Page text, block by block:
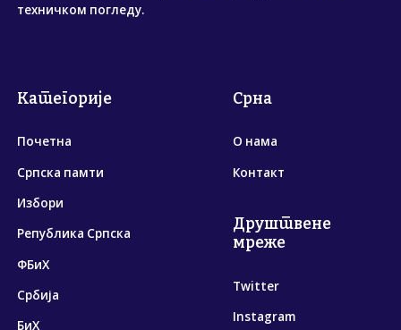
техничком погледу.
Категорије
Почетна
Српска памти
Избори
Република Српска
ФБиХ
Србија
БиХ
Срна
О нама
Контакт
Друштвене
мреже
Twitter
Instagram